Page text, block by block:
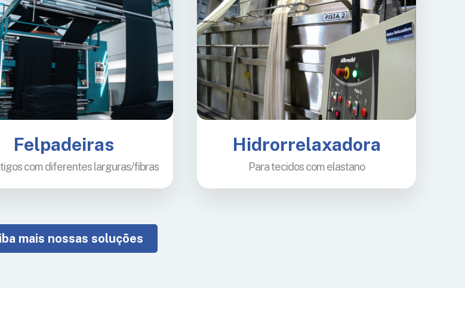
Felpadeiras
com diferentes larguras/fibras
Hidrorrelaxadora
Para tecidos com elastano
mais nossas soluções